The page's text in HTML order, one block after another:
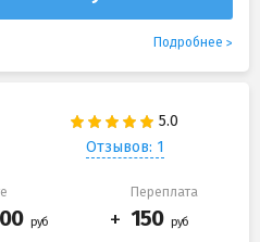
Подробнее
Отзывов: 1
Переплата